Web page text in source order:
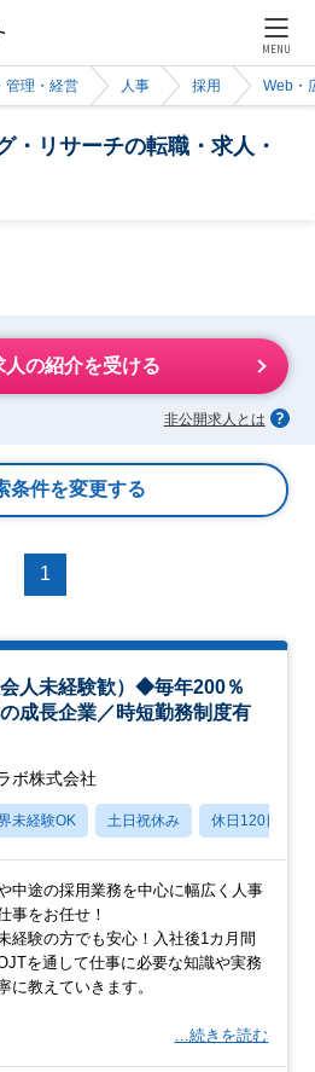
MENU
管理・経営 人事 採用 Web・
・リサーチの転職・求人・
人の紹介を受ける
非公開求人とは
条件を変更する
1
人未経験歓）◆毎年200％
成長企業／時短勤務制度有
ボ株式会社
未経験OK 土日祝休み 休日120日以上
中途の採用業務を中心に幅広く人事
事をお任せ！
経験の方でも安心！入社後1カ月間
を通して仕事に必要な知識や実務
に教えていきます。
…続きを読む